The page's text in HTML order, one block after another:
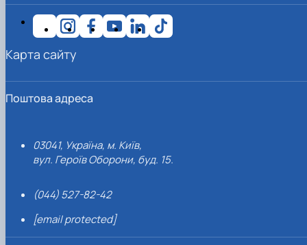
Поштова адреса
03041, Україна, м. Київ,
вул. Героїв Оборони, буд. 15.
(044) 527-82-42
[email protected]
Карта сайту